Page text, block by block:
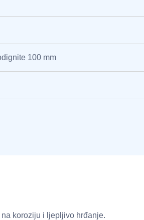
100 mm
koroziju i ljepljivo hrđanje.